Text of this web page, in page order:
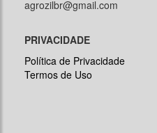
agrozilbr@gmail.com
PRIVACIDADE
Política de Privacidade
Termos de Uso